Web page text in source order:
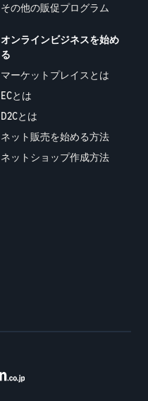
その他の販促プログラム
オンラインビジネスを始め
る
マーケットプレイスとは
ECとは
D2Cとは
ネット販売を始める方法
ネットショップ作成方法